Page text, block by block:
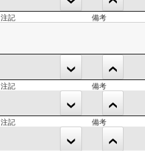
注記 備考
注記 備考
注記 備考